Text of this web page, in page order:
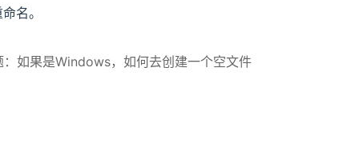
名。
如果是Windows，如何去创建一个空文件